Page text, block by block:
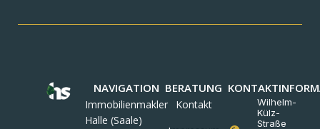
NAVIGATION
Immobilienmakler
Halle (Saale)
BERATUNG
Kontakt
Wilhelm-
Külz-
Straße